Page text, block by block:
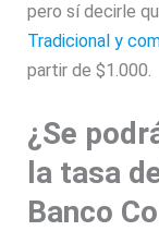
pero sí decirle
Tradicional y
partir de $1.000.
¿Se
la tasa
Banco